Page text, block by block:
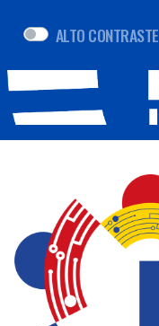
ALTO CONTRASTE